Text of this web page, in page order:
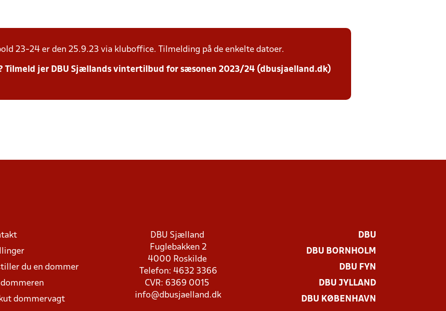
23-24 er den 25.9.23 via kluboffice. Tilmelding på de enkelte datoer.
Tilmeld jer DBU Sjællands vintertilbud for sæsonen 2023/24 (dbusjaelland.dk)
du en dommer
dommervagt
DBU Sjælland
Fuglebakken 2
4000 Roskilde
Telefon: 4632 3366
CVR: 6369 0015
info@dbusjaelland.dk
DBU
DBU BORNHOLM
DBU FYN
DBU JYLLAND
DBU KØBENHAVN